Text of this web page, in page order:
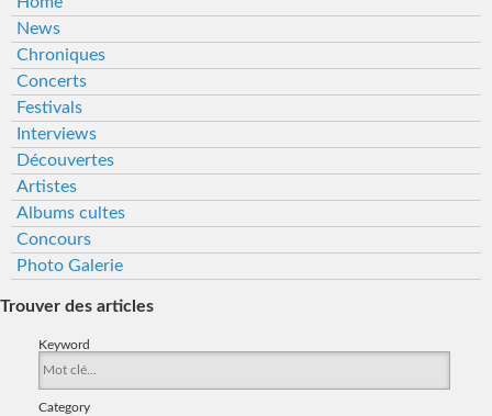
News
Chroniques
Concerts
Festivals
Interviews
Découvertes
Artistes
Albums cultes
Concours
Photo Galerie
Trouver des articles
Keyword
Category